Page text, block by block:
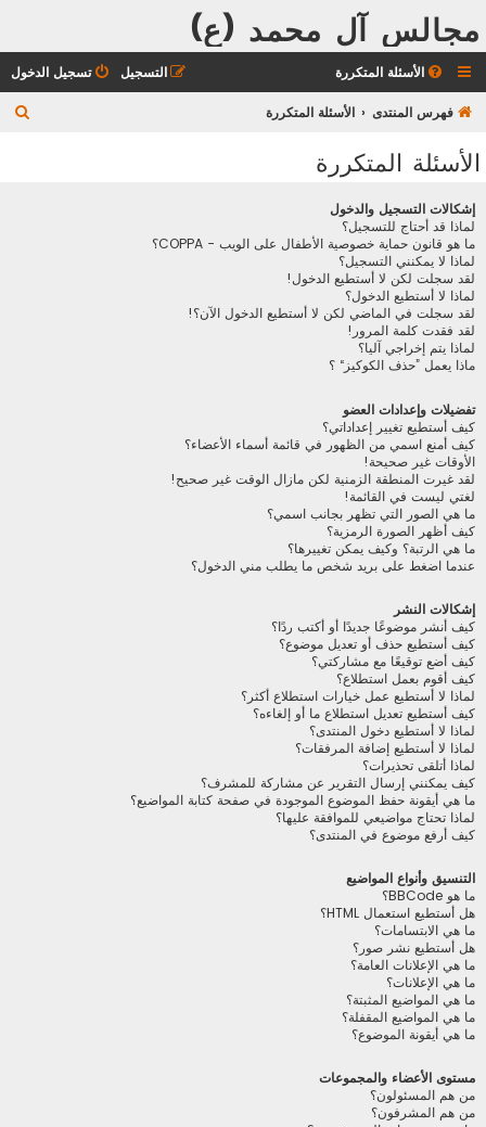
مجالس آل محمد (ع)
الأسئلة المتكررة تسجيل الدخول التسجيل
فهرس المنتدى الأسئلة المتكررة
الأسئلة المتكررة
إشكالات التسجيل والدخول
لماذا قد أحتاج للتسجيل؟
ما هو قانون حماية خصوصية الأطفال على الويب - COPPA؟
لماذا لا يمكنني التسجيل؟
لقد سجلت لكن لا أستطيع الدخول!
لماذا لا أستطيع الدخول؟
لقد سجلت في الماضي لكن لا أستطيع الدخول الآن؟!
لقد فقدت كلمة المرور!
لماذا يتم إخراجي آليا؟
ماذا يعمل ”حذف الكوكيز“ ؟
تفضيلات وإعدادات العضو
كيف أستطيع تغيير إعداداتي؟
كيف أمنع اسمي من الظهور في قائمة أسماء الأعضاء؟
الأوقات غير صحيحة!
لقد غيرت المنطقة الزمنية لكن مازال الوقت غير صحيح!
لغتي ليست في القائمة!
ما هي الصور التي تظهر بجانب اسمي؟
كيف أظهر الصورة الرمزية؟
ما هي الرتبة؟ وكيف يمكن تغييرها؟
عندما اضغط على بريد شخص ما يطلب مني الدخول؟
إشكالات النشر
كيف أنشر موضوعًا جديدًا أو أكتب ردًا؟
كيف أستطيع حذف أو تعديل موضوع؟
كيف أضع توقيعًا مع مشاركتي؟
كيف أقوم بعمل استطلاع؟
لماذا لا أستطيع عمل خيارات استطلاع أكثر؟
كيف أستطيع تعديل استطلاع ما أو إلغاءه؟
لماذا لا أستطيع دخول المنتدى؟
لماذا لا أستطيع إضافة المرفقات؟
لماذا أتلقى تحذيرات؟
كيف يمكنني إرسال التقرير عن مشاركة للمشرف؟
ما هي أيقونة حفظ الموضوع الموجودة في صفحة كتابة المواضيع؟
لماذا تحتاج مواضيعي للموافقة عليها؟
كيف أرفع موضوع في المنتدى؟
التنسيق وأنواع المواضيع
ما هو BBCode؟
هل أستطيع استعمال HTML؟
ما هي الابتسامات؟
هل أستطيع نشر صور؟
ما هي الإعلانات العامة؟
ما هي الإعلانات؟
ما هي المواضيع المثبتة؟
ما هي المواضيع المقفلة؟
ما هي أيقونة الموضوع؟
مستوى الأعضاء والمجموعات
من هم المسئولون؟
من هم المشرفون؟